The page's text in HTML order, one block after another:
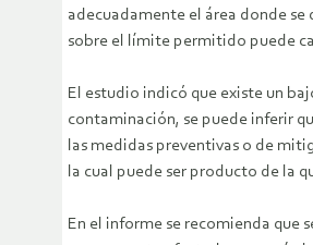
adecuadamente el área donde
sobre el límite permitido puede
El estudio indicó que existe un
contaminación, se puede inferir
las medidas preventivas o de
la cual puede ser producto de la
En el informe se recomienda que